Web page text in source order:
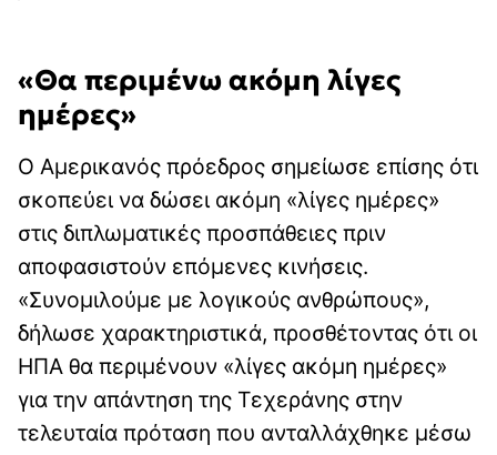
«Θα περιμένω ακόμη λίγες
ημέρες»
Ο Αμερικανός πρόεδρος σημείωσε επίσης ότι
σκοπεύει να δώσει ακόμη «λίγες ημέρες»
στις διπλωματικές προσπάθειες πριν
αποφασιστούν επόμενες κινήσεις.
«Συνομιλούμε με λογικούς ανθρώπους»,
δήλωσε χαρακτηριστικά, προσθέτοντας ότι οι
ΗΠΑ θα περιμένουν «λίγες ακόμη ημέρες»
για την απάντηση της Τεχεράνης στην
τελευταία πρόταση που ανταλλάχθηκε μέσω